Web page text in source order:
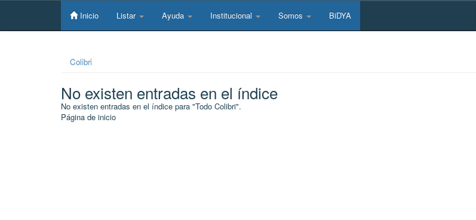
Skip
Inicio Listar Ayuda Institucional Somos BiDYA
Colibri
No existen entradas en el índice
No existen entradas en el índice para "Todo Colibri".
Página de inicio